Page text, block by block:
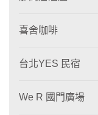
喜舍咖啡
台北YES 民宿
We R 國門廣場